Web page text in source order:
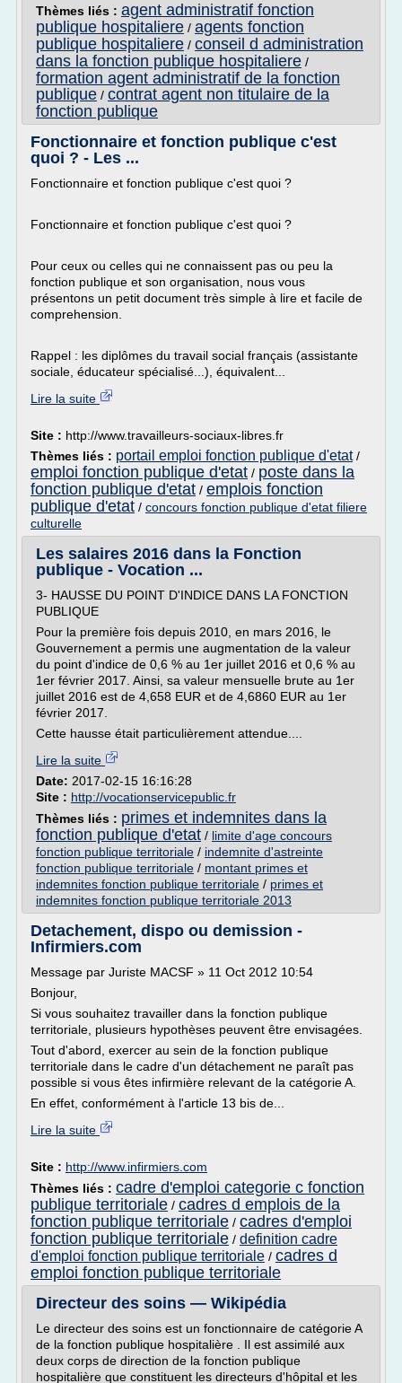
Thèmes liés : agent administratif fonction
publique hospitaliere / agents fonction
publique hospitaliere / conseil d administration
dans la fonction publique hospitaliere /
formation agent administratif de la fonction
publique / contrat agent non titulaire de la
fonction publique
Fonctionnaire et fonction publique c'est
quoi ? - Les ...
Fonctionnaire et fonction publique c'est quoi ?
Fonctionnaire et fonction publique c'est quoi ?
Pour ceux ou celles qui ne connaissent pas ou peu la
fonction publique et son organisation, nous vous
présentons un petit document très simple à lire et facile de
comprehension.
Rappel : les diplômes du travail social français (assistante
sociale, éducateur spécialisé...), équivalent...
Lire la suite
Site : http://www.travailleurs-sociaux-libres.fr
Thèmes liés : portail emploi fonction publique d'etat/
emploi fonction publique d'etat / poste dans la
fonction publique d'etat / emplois fonction
publique d'etat / concours fonction publique d'etat filiere
culturelle
Les salaires 2016 dans la Fonction
publique - Vocation ...
3- HAUSSE DU POINT D'INDICE DANS LA FONCTION
PUBLIQUE
Pour la première fois depuis 2010, en mars 2016, le
Gouvernement a permis une augmentation de la valeur
du point d'indice de 0,6 % au 1er juillet 2016 et 0,6 % au
1er février 2017. Ainsi, sa valeur mensuelle brute au 1er
juillet 2016 est de 4,658 EUR et de 4,6860 EUR au 1er
février 2017.
Cette hausse était particulièrement attendue....
Lire la suite
Date: 2017-02-15 16:16:28
Site : http://vocationservicepublic.fr
Thèmes liés : primes et indemnites dans la
fonction publique d'etat / limite d'age concours
fonction publique territoriale / indemnite d'astreinte
fonction publique territoriale / montant primes et
indemnites fonction publique territoriale / primes et
indemnites fonction publique territoriale 2013
Detachement, dispo ou demission -
Infirmiers.com
Message par Juriste MACSF » 11 Oct 2012 10:54
Bonjour,
Si vous souhaitez travailler dans la fonction publique
territoriale, plusieurs hypothèses peuvent être envisagées.
Tout d'abord, exercer au sein de la fonction publique
territoriale dans le cadre d'un détachement ne paraît pas
possible si vous êtes infirmière relevant de la catégorie A.
En effet, conformément à l'article 13 bis de...
Lire la suite
Site : http://www.infirmiers.com
Thèmes liés : cadre d'emploi categorie c fonction
publique territoriale / cadres d emplois de la
fonction publique territoriale / cadres d'emploi
fonction publique territoriale / definition cadre
d'emploi fonction publique territoriale / cadres d
emploi fonction publique territoriale
Directeur des soins — Wikipédia
Le directeur des soins est un fonctionnaire de catégorie A
de la fonction publique hospitalière . Il est assimilé aux
deux corps de direction de la fonction publique
hospitalière que constituent les directeurs d'hôpital et les